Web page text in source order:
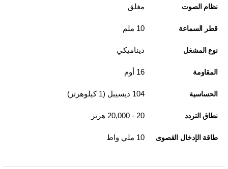
نظام الصوت مغلق
قطر السماعة 10 ملم
نوع المشغل ديناميكي
المقاومة 16 أوم
الحساسية 104 ديسيبل (1 كيلوهرتز)
نطاق التردد 20 - 20,000 هرتز
طاقة الإدخال القصوى 10 ملي واط